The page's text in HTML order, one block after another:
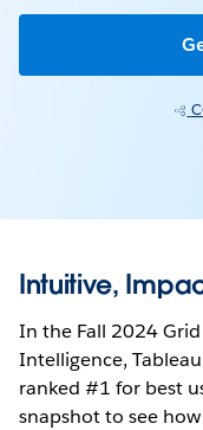
Intuitive,
In the Fall 2024
Intelligence,
ranked #1 for best
snapshot to see